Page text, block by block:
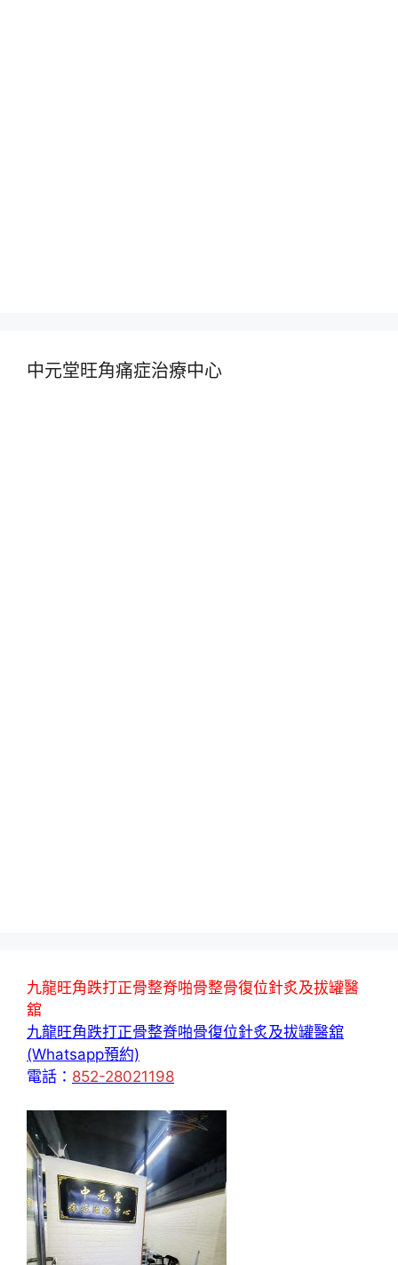
中元堂旺角痛症治療中心
九龍旺角跌打正骨整脊啪骨整骨復位針炙及拔罐醫
舘
九龍旺角跌打正骨整脊啪骨復位針炙及拔罐醫舘
(Whatsapp預約)
電話： 852-28021198